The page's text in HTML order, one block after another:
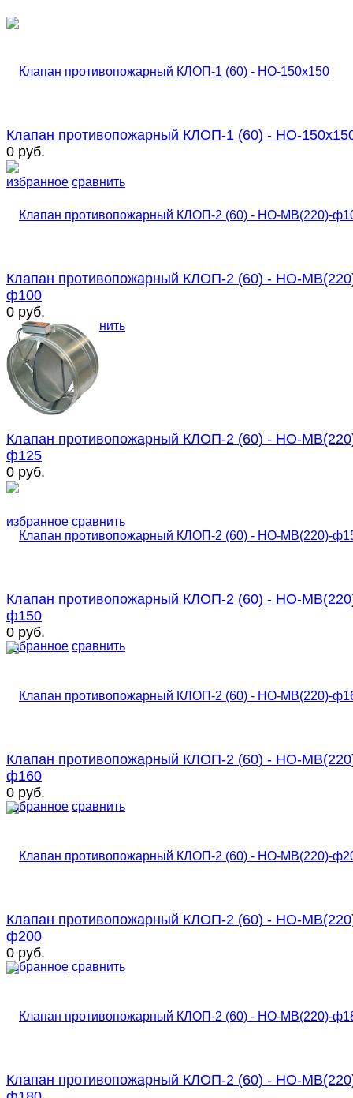
избранное сравнить
Клапан противопожарный КЛОП-1 (60) - НО-
0 руб.
избранное сравнить
Клапан противопожарный КЛОП-2 (60) - НО-
ф100
0 руб.
избранное сравнить
Клапан противопожарный КЛОП-2 (60) - НО-
ф125
0 руб.
избранное сравнить
Клапан противопожарный КЛОП-2 (60) - НО-
ф150
0 руб.
избранное сравнить
Клапан противопожарный КЛОП-2 (60) - НО-
ф160
0 руб.
избранное сравнить
Клапан противопожарный КЛОП-2 (60) - НО-
ф200
0 руб.
Клапан противопожарный КЛОП-2 (60) - НО-